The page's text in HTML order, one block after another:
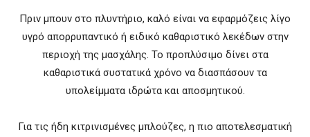
Πριν μπουν στο πλυντήριο, καλό είναι να εφαρμόζεις λίγο
υγρό απορρυπαντικό ή ειδικό καθαριστικό λεκέδων στην
περιοχή της μασχάλης. Το προπλύσιμο δίνει στα
καθαριστικά συστατικά χρόνο να διασπάσουν τα
υπολείμματα ιδρώτα και αποσμητικού.
Για τις ήδη κιτρινισμένες μπλούζες, η πιο αποτελεσματική